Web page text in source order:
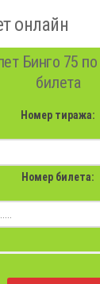
онлайн
Бинго 75
билета
Номер тиража:
Номер билета: